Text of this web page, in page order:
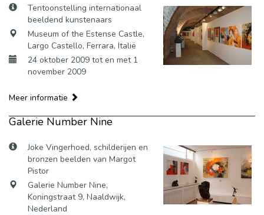
Tentoonstelling internationaal
beeldend kunstenaars
Museum of the Estense Castle,
Largo Castello, Ferrara, Italië
24 oktober 2009 tot en met 1
november 2009
Meer informatie
Galerie Number Nine
Joke Vingerhoed, schilderijen en
bronzen beelden van Margot
Pistor
Galerie Number Nine,
Koningstraat 9, Naaldwijk,
Nederland